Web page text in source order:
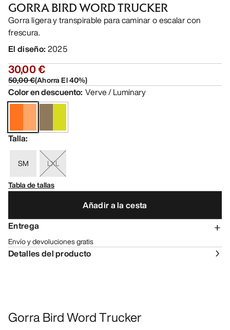
GORRA BIRD WORD TRUCKER
Gorra ligera y transpirable para caminar o escalar con
frescura.
El diseño: 2025
30,00 €
50,00 €(Ahorra El40%)
Color en descuento: Verve / Luminary
Talla:
SM
LXL
Tabla de tallas
Añadir a la cesta
Entrega
Envío y devoluciones gratis
Detalles del producto
Gorra Bird Word Trucker